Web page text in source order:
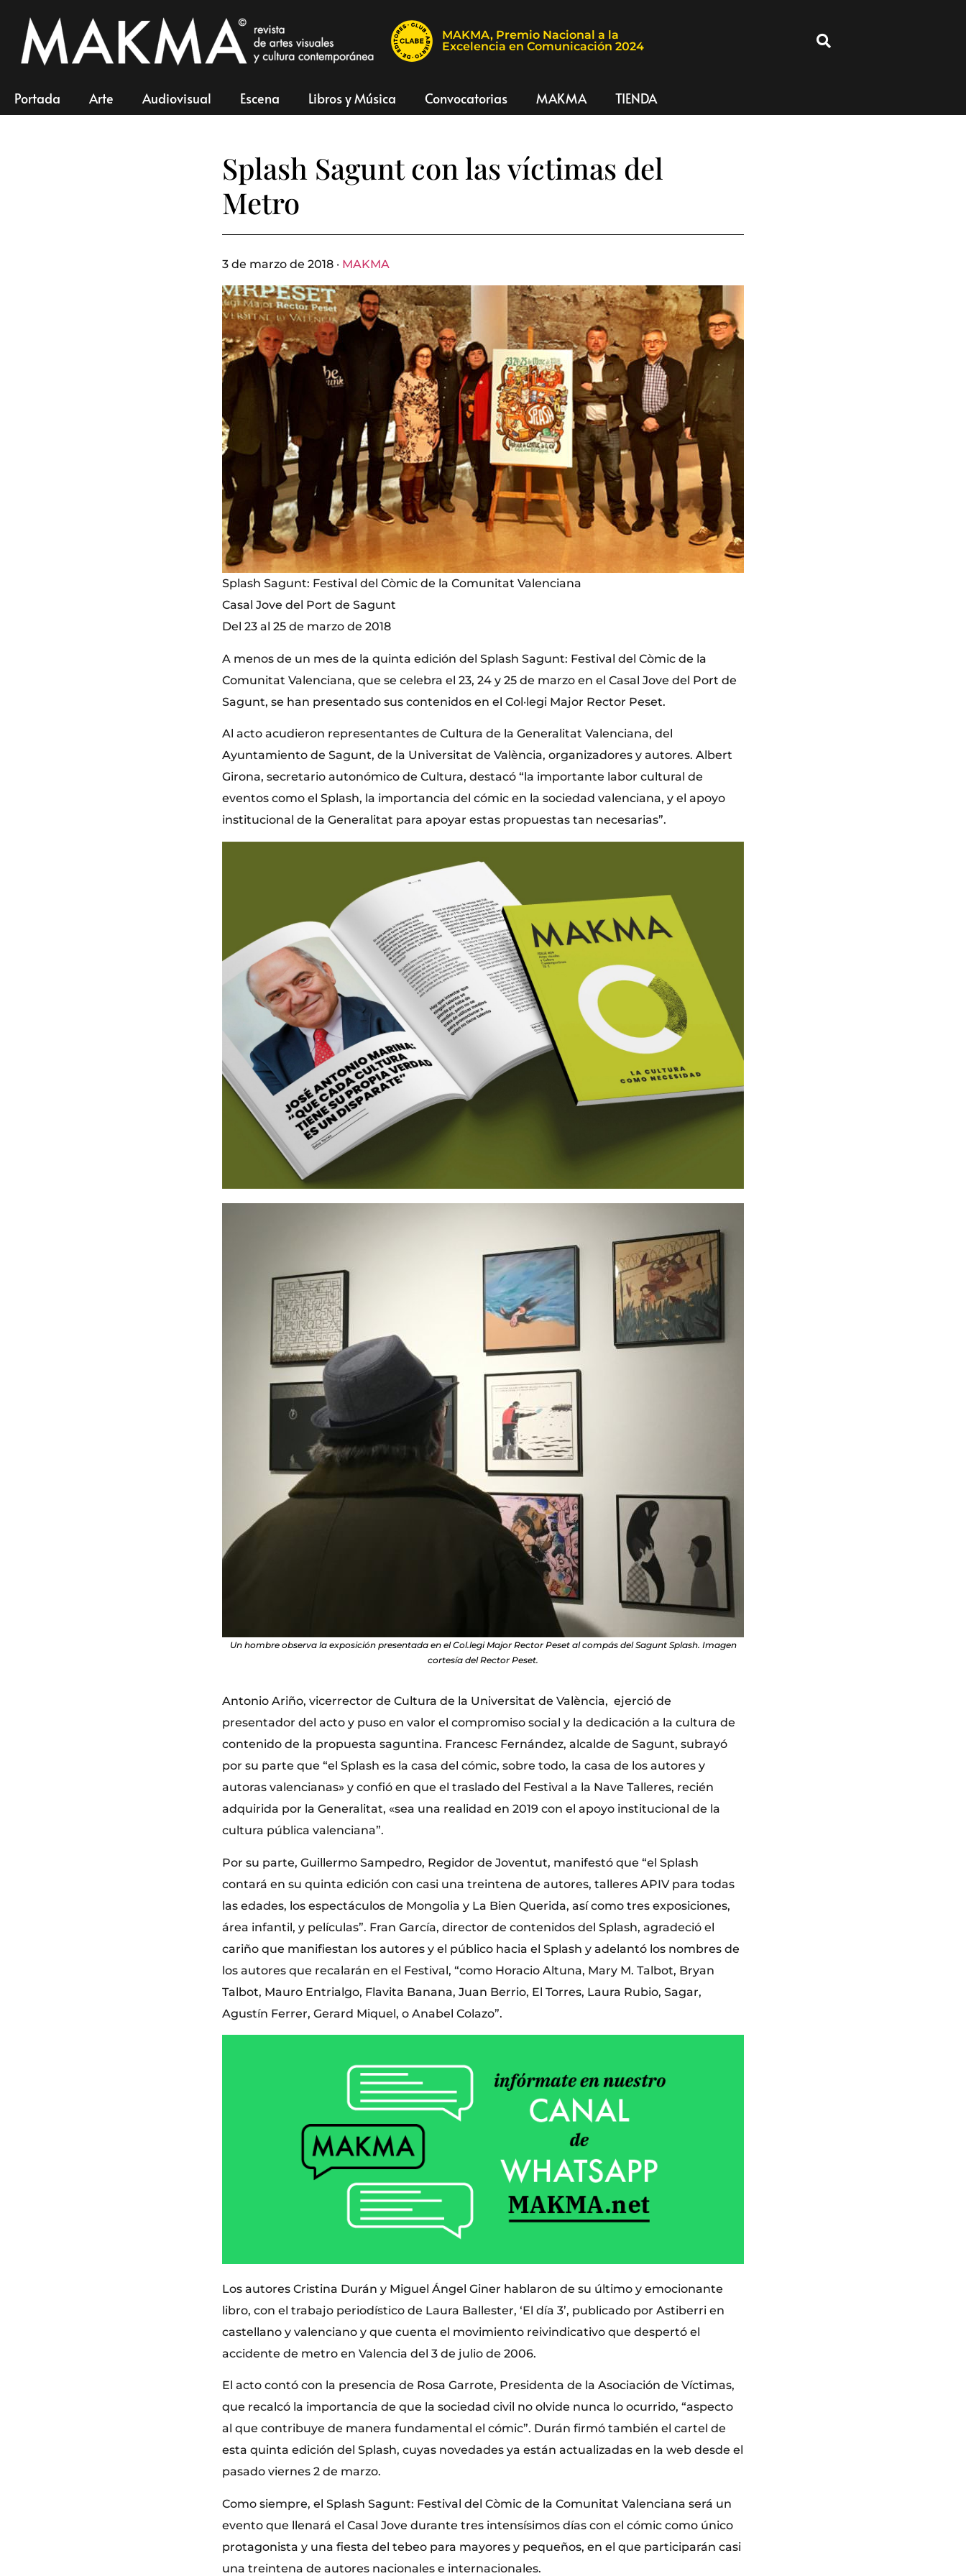
MAKMA, Premio Nacional a la
Excelencia en Comunicación 2024
Portada Arte Audiovisual Escena Libros y Música Convocatorias MAKMA TIENDA
Splash Sagunt con las víctimas del
Metro
3 de marzo de 2018 · MAKMA
Splash Sagunt: Festival del Còmic de la Comunitat Valenciana
Casal Jove del Port de Sagunt
Del 23 al 25 de marzo de 2018
A menos de un mes de la quinta edición del Splash Sagunt: Festival del Còmic de la
Comunitat Valenciana, que se celebra el 23, 24 y 25 de marzo en el Casal Jove del Port de
Sagunt, se han presentado sus contenidos en el Col·legi Major Rector Peset.
Al acto acudieron representantes de Cultura de la Generalitat Valenciana, del
Ayuntamiento de Sagunt, de la Universitat de València, organizadores y autores. Albert
Girona, secretario autonómico de Cultura, destacó “la importante labor cultural de
eventos como el Splash, la importancia del cómic en la sociedad valenciana, y el apoyo
institucional de la Generalitat para apoyar estas propuestas tan necesarias”.
Un hombre observa la exposición presentada en el Col.legi Major Rector Peset al compás del Sagunt Splash. Imagen
cortesía del Rector Peset.
Antonio Ariño, vicerrector de Cultura de la Universitat de València, ejerció de
presentador del acto y puso en valor el compromiso social y la dedicación a la cultura de
contenido de la propuesta saguntina. Francesc Fernández, alcalde de Sagunt, subrayó
por su parte que “el Splash es la casa del cómic, sobre todo, la casa de los autores y
autoras valencianas» y confió en que el traslado del Festival a la Nave Talleres, recién
adquirida por la Generalitat, «sea una realidad en 2019 con el apoyo institucional de la
cultura pública valenciana”.
Por su parte, Guillermo Sampedro, Regidor de Joventut, manifestó que “el Splash
contará en su quinta edición con casi una treintena de autores, talleres APIV para todas
las edades, los espectáculos de Mongolia y La Bien Querida, así como tres exposiciones,
área infantil, y películas”. Fran García, director de contenidos del Splash, agradeció el
cariño que manifiestan los autores y el público hacia el Splash y adelantó los nombres de
los autores que recalarán en el Festival, “como Horacio Altuna, Mary M. Talbot, Bryan
Talbot, Mauro Entrialgo, Flavita Banana, Juan Berrio, El Torres, Laura Rubio, Sagar,
Agustín Ferrer, Gerard Miquel, o Anabel Colazo”.
Los autores Cristina Durán y Miguel Ángel Giner hablaron de su último y emocionante
libro, con el trabajo periodístico de Laura Ballester, ‘El día 3’, publicado por Astiberri en
castellano y valenciano y que cuenta el movimiento reivindicativo que despertó el
accidente de metro en Valencia del 3 de julio de 2006.
El acto contó con la presencia de Rosa Garrote, Presidenta de la Asociación de Víctimas,
que recalcó la importancia de que la sociedad civil no olvide nunca lo ocurrido, “aspecto
al que contribuye de manera fundamental el cómic”. Durán firmó también el cartel de
esta quinta edición del Splash, cuyas novedades ya están actualizadas en la web desde el
pasado viernes 2 de marzo.
Como siempre, el Splash Sagunt: Festival del Còmic de la Comunitat Valenciana será un
evento que llenará el Casal Jove durante tres intensísimos días con el cómic como único
protagonista y una fiesta del tebeo para mayores y pequeños, en el que participarán casi
una treintena de autores nacionales e internacionales.